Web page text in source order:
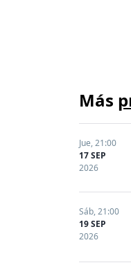
Más
Jue,21:00
17 SEP
2026
Sáb,21:00
19 SEP
2026